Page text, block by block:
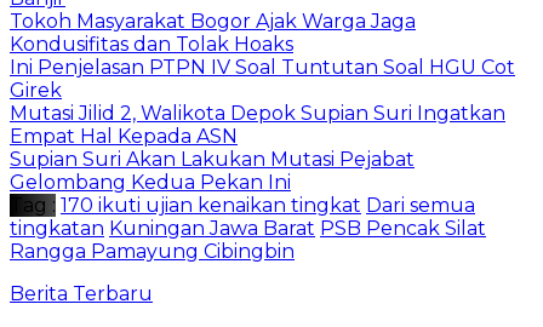
Tokoh Masyarakat Bogor Ajak Warga Jaga
Kondusifitas dan Tolak Hoaks
Ini Penjelasan PTPN IV Soal Tuntutan Soal HGU Cot
Girek
Mutasi Jilid 2, Walikota Depok Supian Suri Ingatkan
Empat Hal Kepada ASN
Supian Suri Akan Lakukan Mutasi Pejabat
Gelombang Kedua Pekan Ini
Tag : 170 ikuti ujian kenaikan tingkat Dari semua
tingkatan Kuningan Jawa Barat PSB Pencak Silat
Rangga Pamayung Cibingbin
Berita Terbaru